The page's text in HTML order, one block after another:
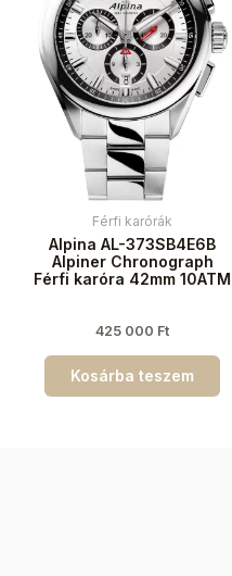
Férfi karórák
Alpina AL-373SB4E6B
Alpiner Chronograph
Férfi karóra 42mm 10ATM
425 000 Ft
Kosárba teszem